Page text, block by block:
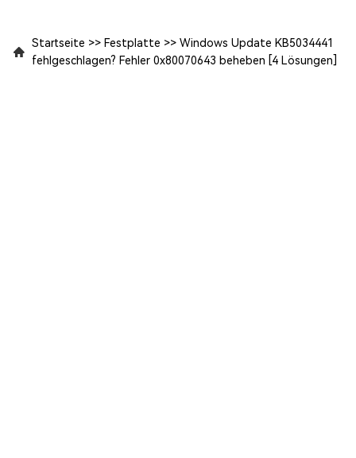
Startseite >> Festplatte >> Windows Update KB5034441
fehlgeschlagen? Fehler 0x80070643 beheben [4 Lösungen]